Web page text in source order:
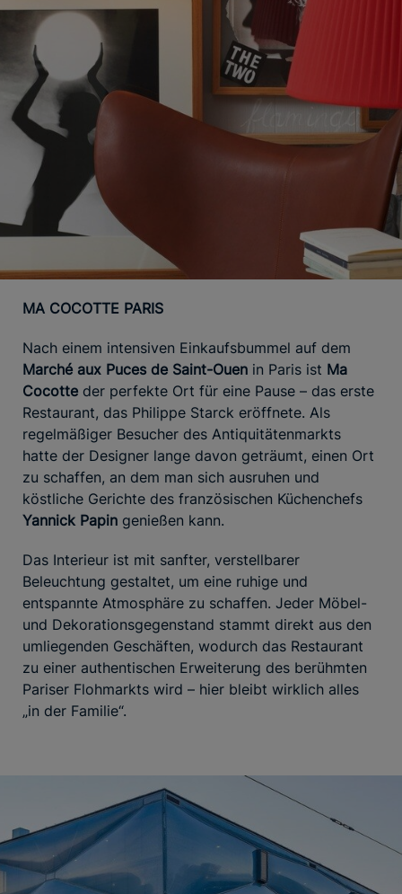
MA COCOTTE PARIS
Nach einem intensiven Einkaufsbummel auf dem
Marché aux Puces de Saint-Ouen in Paris ist Ma
Cocotte der perfekte Ort für eine Pause – das erste
Restaurant, das Philippe Starck eröffnete. Als
regelmäßiger Besucher des Antiquitätenmarkts
hatte der Designer lange davon geträumt, einen Ort
zu schaffen, an dem man sich ausruhen und
köstliche Gerichte des französischen Küchenchefs
Yannick Papin genießen kann.
Das Interieur ist mit sanfter, verstellbarer
Beleuchtung gestaltet, um eine ruhige und
entspannte Atmosphäre zu schaffen. Jeder Möbel-
und Dekorationsgegenstand stammt direkt aus den
umliegenden Geschäften, wodurch das Restaurant
zu einer authentischen Erweiterung des berühmten
Pariser Flohmarkts wird – hier bleibt wirklich alles
„in der Familie“.